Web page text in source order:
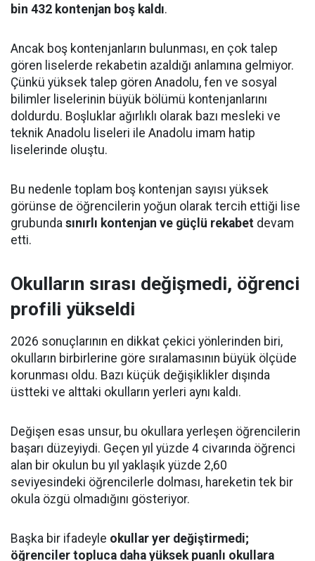
bin 432 kontenjan boş kaldı.
Ancak boş kontenjanların bulunması, en çok talep
gören liselerde rekabetin azaldığı anlamına gelmiyor.
Çünkü yüksek talep gören Anadolu, fen ve sosyal
bilimler liselerinin büyük bölümü kontenjanlarını
doldurdu. Boşluklar ağırlıklı olarak bazı mesleki ve
teknik Anadolu liseleri ile Anadolu imam hatip
liselerinde oluştu.
Bu nedenle toplam boş kontenjan sayısı yüksek
görünse de öğrencilerin yoğun olarak tercih ettiği lise
grubunda sınırlı kontenjan ve güçlü rekabet devam
etti.
Okulların sırası değişmedi, öğrenci
profili yükseldi
2026 sonuçlarının en dikkat çekici yönlerinden biri,
okulların birbirlerine göre sıralamasının büyük ölçüde
korunması oldu. Bazı küçük değişiklikler dışında
üstteki ve alttaki okulların yerleri aynı kaldı.
Değişen esas unsur, bu okullara yerleşen öğrencilerin
başarı düzeyiydi. Geçen yıl yüzde 4 civarında öğrenci
alan bir okulun bu yıl yaklaşık yüzde 2,60
seviyesindeki öğrencilerle dolması, hareketin tek bir
okula özgü olmadığını gösteriyor.
Başka bir ifadeyle okullar yer değiştirmedi;
öğrenciler topluca daha yüksek puanlı okullara